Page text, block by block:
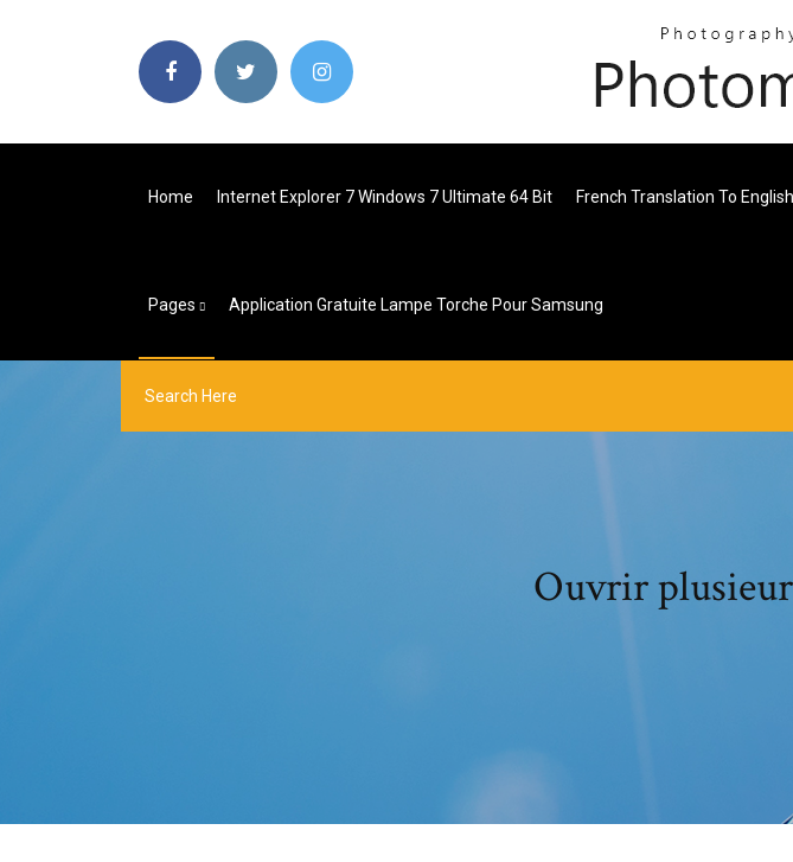
Home Internet Explorer 7 Windows 7 Ultimate 64 Bit French Translation To
Pages Application Gratuite Lampe Torche Pour Samsung
Ouvrir